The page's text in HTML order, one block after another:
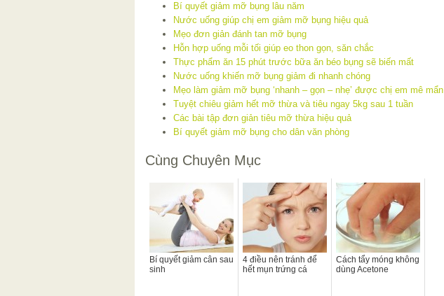
Bí quyết giảm mỡ bụng lâu năm
Nước uống giúp chị em giảm mỡ bụng hiệu quả
Mẹo đơn giản đánh tan mỡ bụng
Hỗn hợp uống mỗi tối giúp eo thon gọn, săn chắc
Thực phẩm ăn 15 phút trước bữa ăn béo bụng sẽ biến mất
Nước uống khiến mỡ bụng giảm đi nhanh chóng
Mẹo làm giảm mỡ bụng ‘nhanh – gọn – nhẹ’ được chị em mê mẩn
Tuyệt chiêu giảm hết mỡ thừa và tiêu ngay 5kg sau 1 tuần
Các bài tập đơn giản tiêu mỡ thừa hiệu quả
Bí quyết giảm mỡ bụng cho dân văn phòng
Cùng Chuyên Mục
Bí quyết giảm cân sau
sinh
4 điều nên tránh để
hết mụn trứng cá
Cách tẩy móng không
dùng Acetone